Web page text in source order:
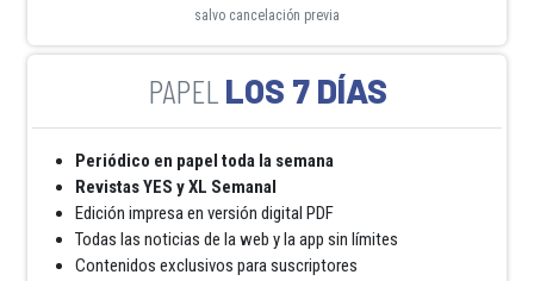
salvo cancelación previa
LOS 7 DÍAS
Periódico en papel toda la semana
Revistas YES y XL Semanal
Edición impresa en versión digital PDF
Todas las noticias de la web y la app sin límites
Contenidos exclusivos para suscriptores